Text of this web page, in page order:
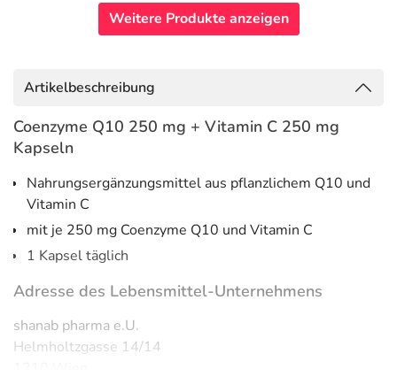
Weitere Produkte anzeigen
Artikelbeschreibung
Coenzyme Q10 250 mg + Vitamin C 250 mg
Kapseln
Nahrungsergänzungsmittel aus pflanzlichem Q10 und
Vitamin C
mit je 250 mg Coenzyme Q10 und Vitamin C
1 Kapsel täglich
Adresse des Lebensmittel-Unternehmens
shanab pharma e.U.
Helmholtzgasse 14/14